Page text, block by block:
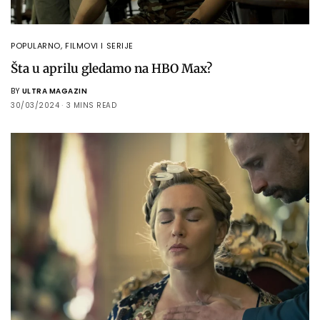
POPULARNO,FILMOVI I SERIJE
Šta u aprilu gledamo na HBO Max?
BY ULTRA MAGAZIN
30/03/2024
3 MINS READ